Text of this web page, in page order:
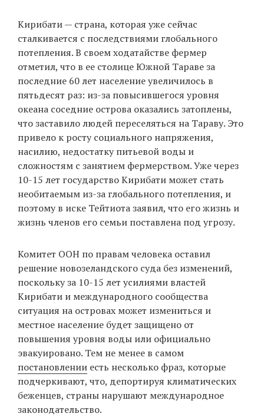
Кирибати — страна, которая уже сейчас
сталкивается с последствиями глобального
потепления. В своем ходатайстве фермер
отметил, что в ее столице Южной Тараве за
последние 60 лет население увеличилось в
пятьдесят раз: из-за повысившегося уровня
океана соседние острова оказались затоплены,
что заставило людей переселяться на Тараву. Это
привело к росту социального напряжения,
насилию, недостатку питьевой воды и
сложностям с занятием фермерством. Уже через
10-15 лет государство Кирибати может стать
необитаемым из-за глобального потепления, и
поэтому в иске Тейтиота заявил, что его жизнь и
жизнь членов его семьи поставлена под угрозу.
Комитет ООН по правам человека оставил
решение новозеландского суда без изменений,
поскольку за 10-15 лет усилиями властей
Кирибати и международного сообщества
ситуация на островах может измениться и
местное население будет защищено от
повышения уровня воды или официально
эвакуировано. Тем не менее в самом
постановлении есть несколько фраз, которые
подчеркивают, что, депортируя климатических
беженцев, страны нарушают международное
законодательство.